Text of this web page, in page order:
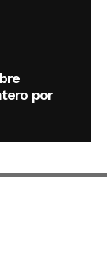
por
en
en LinkedIn
en